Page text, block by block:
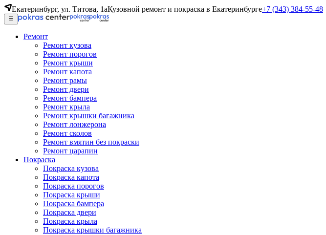
Екатеринбург, ул. Титова, 1аКузовной ремонт и покраска в Екатеринбурге+7 (343) 384-55-48
Ремонт
Ремонт кузова
Ремонт порогов
Ремонт крыши
Ремонт капота
Ремонт рамы
Ремонт двери
Ремонт бампера
Ремонт крыла
Ремонт крышки багажника
Ремонт лонжерона
Ремонт сколов
Ремонт вмятин без покраски
Ремонт царапин
Покраска
Покраска кузова
Покраска капота
Покраска порогов
Покраска крыши
Покраска бампера
Покраска двери
Покраска крыла
Покраска крышки багажника